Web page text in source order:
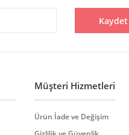
Kaydet
Müşteri Hizmetleri
Ürün İade ve Değişim